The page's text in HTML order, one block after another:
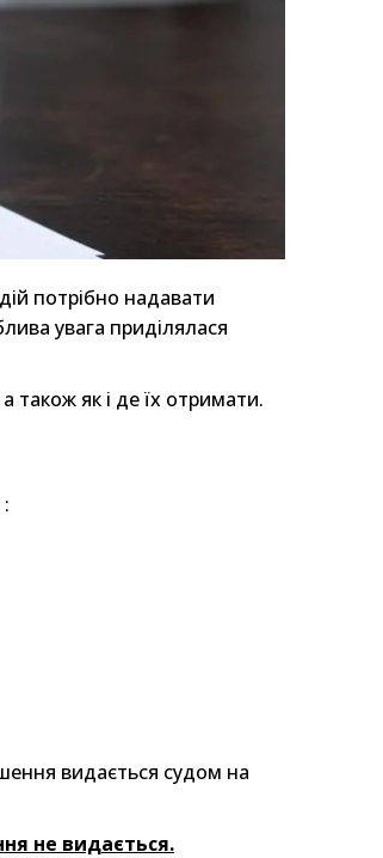
потрібно надавати
увага приділялася
також як і де їх отримати.
видається судом на
не видається.